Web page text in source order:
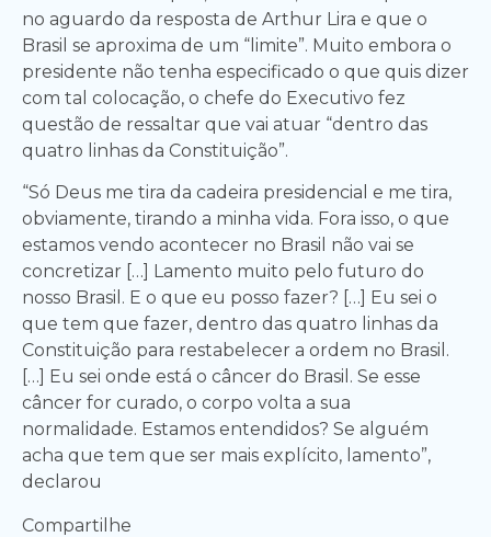
no aguardo da resposta de Arthur Lira e que o
Brasil se aproxima de um “limite”. Muito embora o
presidente não tenha especificado o que quis dizer
com tal colocação, o chefe do Executivo fez
questão de ressaltar que vai atuar “dentro das
quatro linhas da Constituição”.
“Só Deus me tira da cadeira presidencial e me tira,
obviamente, tirando a minha vida. Fora isso, o que
estamos vendo acontecer no Brasil não vai se
concretizar […] Lamento muito pelo futuro do
nosso Brasil. E o que eu posso fazer? […] Eu sei o
que tem que fazer, dentro das quatro linhas da
Constituição para restabelecer a ordem no Brasil.
[…] Eu sei onde está o câncer do Brasil. Se esse
câncer for curado, o corpo volta a sua
normalidade. Estamos entendidos? Se alguém
acha que tem que ser mais explícito, lamento”,
declarou
Compartilhe